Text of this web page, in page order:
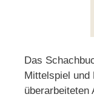
Das
Mittelspiel und
überarbeiteten